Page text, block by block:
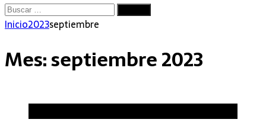
Buscar:
Inicio2023septiembre
Mes:septiembre 2023